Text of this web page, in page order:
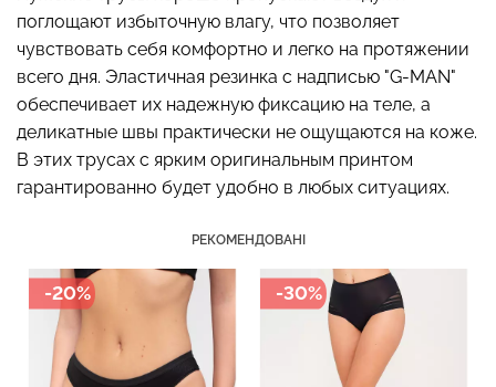
поглощают избыточную влагу, что позволяет
чувствовать себя комфортно и легко на протяжении
всего дня. Эластичная резинка с надписью "G-MAN"
обеспечивает их надежную фиксацию на теле, а
деликатные швы практически не ощущаются на коже.
В этих трусах с ярким оригинальным принтом
гарантированно будет удобно в любых ситуациях.
РЕКОМЕНДОВАНІ
-20% -30%
Безшовні стрінги STRING
BRIEFS (чорний) Giulia
179 грн.299 грн.
CAMI TOP RIB white (білий)
Giulia
299 грн.499 грн.